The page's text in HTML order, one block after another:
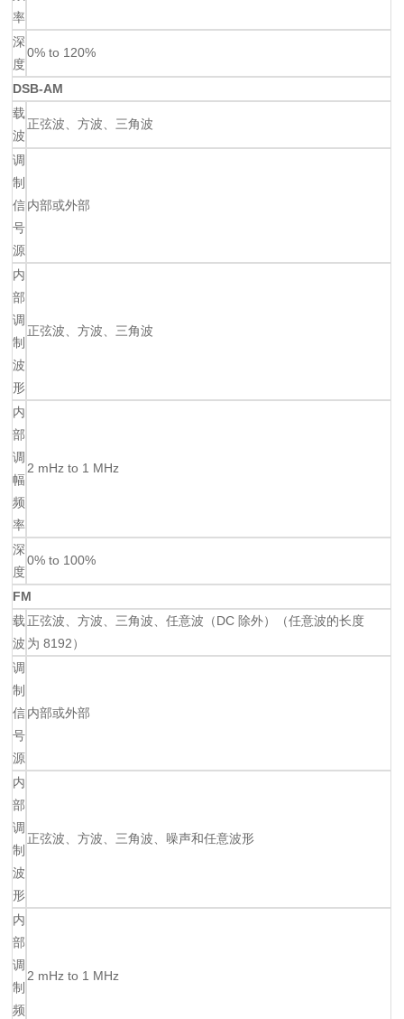
率
深
度
0% to 120%
DSB-AM
载
波
正弦波、方波、三角波
调
制
信
号
源
内部或外部
内
部
调
制
波
形
正弦波、方波、三角波
内
部
调
幅
频
率
2 mHz to 1 MHz
深
度
0% to 100%
FM
载
波
正弦波、方波、三角波、任意波（DC 除外）（任意波的长度
为 8192）
调
制
信
号
源
内部或外部
内
部
调
制
波
形
正弦波、方波、三角波、噪声和任意波形
内
部
调
制
频
2 mHz to 1 MHz